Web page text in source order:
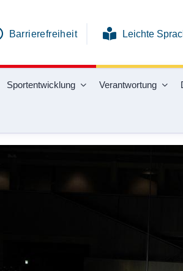
Barrierefreiheit Leichte
Sportentwicklung Verantwortung